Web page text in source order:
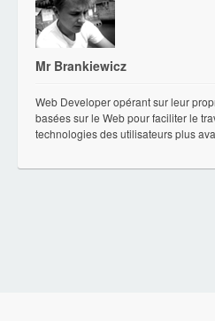
Mr Brankiewicz
Web Developer opérant sur leur
basées sur le Web pour faciliter le
technologies des utilisateurs plus